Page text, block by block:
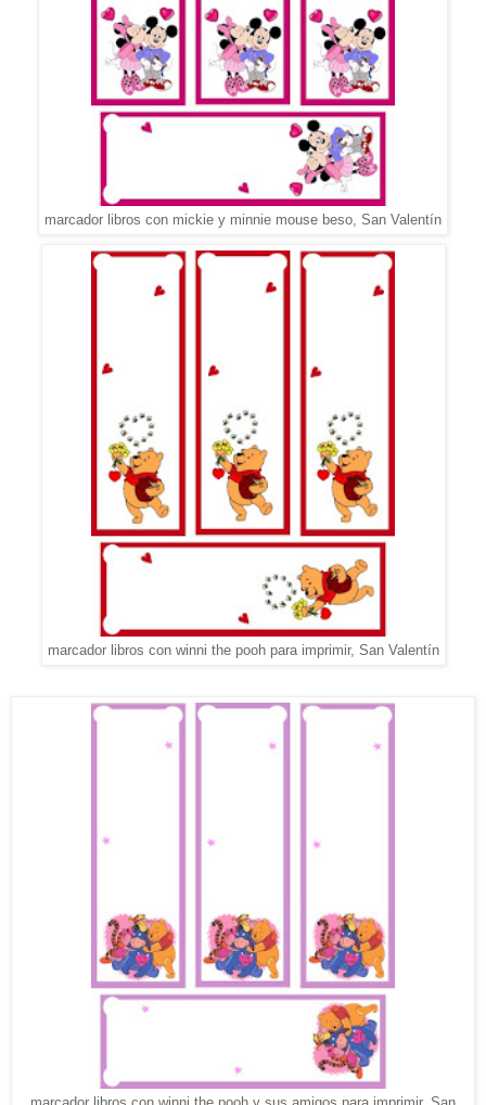
marcador libros con mickie y minnie mouse beso, San Valentín
marcador libros con winni the pooh para imprimir, San Valentín